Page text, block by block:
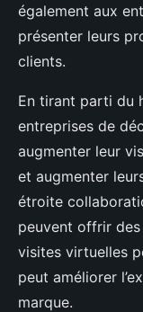
également aux
présenter leurs
clients.
En tirant parti du
entreprises de
augmenter leur
et augmenter
étroite
peuvent offrir
visites virtuelles
peut améliorer
marque.